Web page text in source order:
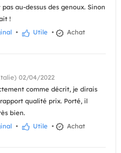
au-dessus des genoux. Sinon
!
• Utile •
Achat
02/04/2022
comme décrit, je dirais
qualité prix. Porté, il
bien.
• Utile •
Achat